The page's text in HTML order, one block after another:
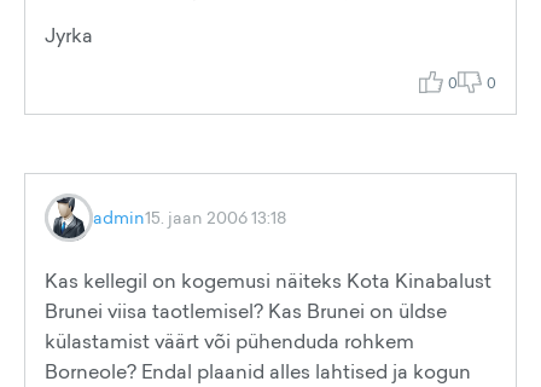
Jyrka
0 0
admin15. jaan 2006 13:18
Kas kellegil on kogemusi näiteks Kota Kinabalust
Brunei viisa taotlemisel? Kas Brunei on üldse
külastamist väärt või pühenduda rohkem
Borneole? Endal plaanid alles lahtised ja kogun